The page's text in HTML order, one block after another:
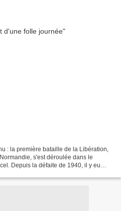
: la première bataille de la Libération,
s'est déroulée dans le
Depuis la défaite de 1940, il y eu